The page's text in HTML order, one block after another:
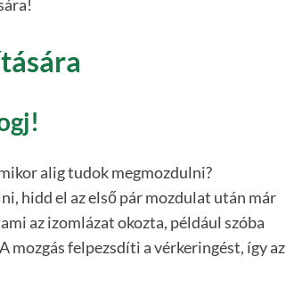
alig tudok megmozdulni?
hidd el az első pár mozdulat után már
az izomlázat okozta, például szóba
mozgás felpezsdíti a vérkeringést, így az